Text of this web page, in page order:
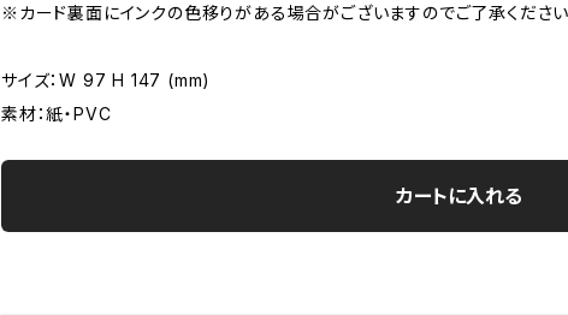
※カード裏面にインクの色移りがある場合がございますのでご了承ください
サイズ：W 97 H 147 (mm)
素材：紙・PVC
カートに入れる